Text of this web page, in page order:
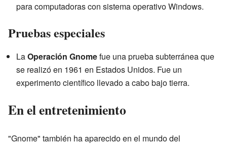
para computadoras con sistema operativo Windows.
Pruebas especiales
LaOperación Gnomefue una prueba subterránea que
se realizó en 1961 en Estados Unidos. Fue un
experimento científico llevado a cabo bajo tierra.
En el entretenimiento
"Gnome" también ha aparecido en el mundo del